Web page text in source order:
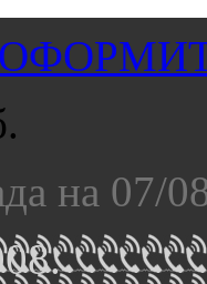
на 07/